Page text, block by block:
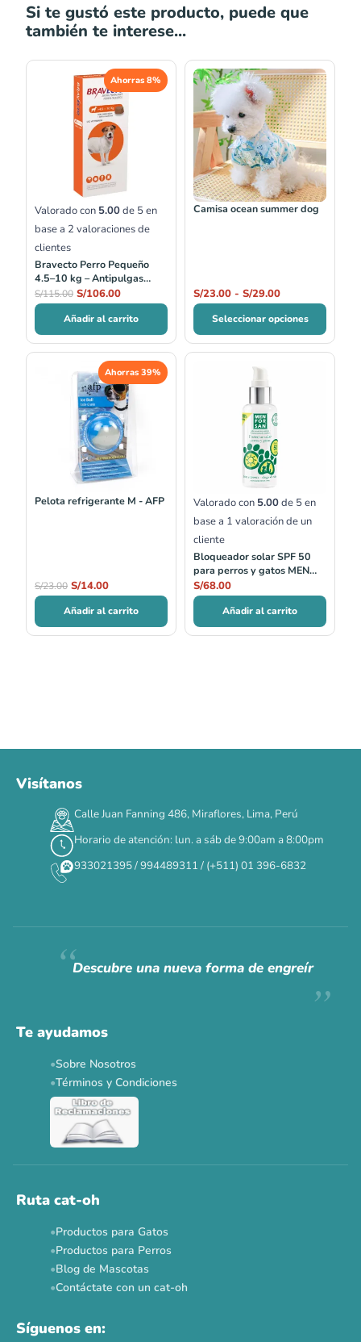
Si te gustó este producto, puede que
también te interese...
Ahorras 8%
Valorado con 5.00de 5 en
base a 2 valoraciones de
clientes
Bravecto Perro Pequeño
4.5–10 kg – Antipulgas
masticable 3 meses
S/115.00
precio
original
era:
S/115.00.
S/106.00
El
precio
actual
es:
S/106.00.
Añadir al carrito
Camisa ocean summer dog
S/23.00 - S/29.00
Rango
de
precios:
desde
S/23.00
hasta
S/29.00
Seleccionar opciones
Ahorras 39%
Pelota refrigerante M - AFP
S/23.00
precio
original
era:
S/23.00.
S/14.00
El
precio
actual
es:
S/14.00.
Añadir al carrito
Valorado con 5.00de 5 en
base a 1 valoración de un
cliente
Bloqueador solar SPF 50
para perros y gatos MEN
FOR SAN
S/68.00
Añadir al carrito
DÍAS HORAS MIN SEG
✕
Siempre fuimosraros.
Ver todas las promos 🐾
Visítanos
Calle Juan Fanning 486, Miraflores, Lima, Perú
Horario de atención: lun. a sáb de 9:00am a 8:00pm
933021395 / 994489311 / (+511) 01 396-6832
Descubre una nueva forma de engreír
Te ayudamos
Sobre Nosotros
Términos y Condiciones
Ruta cat-oh
Productos para Gatos
Productos para Perros
Blog de Mascotas
Contáctate con un cat-oh
Síguenos en: